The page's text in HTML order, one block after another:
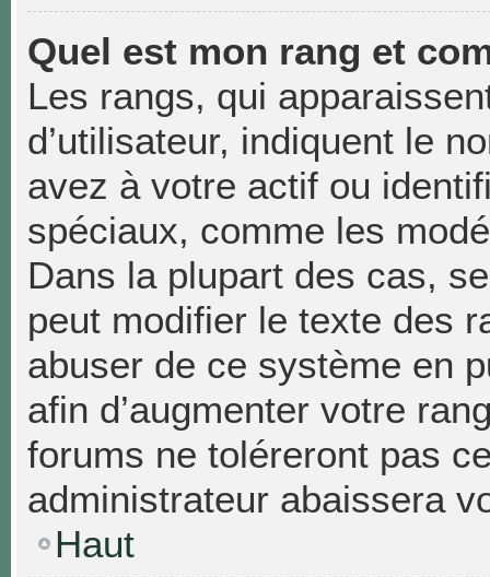
Quel est mon rang et
Les rangs, qui
d’utilisateur, indiquent le
avez à votre actif ou
spéciaux, comme les
Dans la plupart des cas,
peut modifier le texte des
abuser de ce système en
afin d’augmenter votre
forums ne toléreront pas
administrateur abaissera
Haut